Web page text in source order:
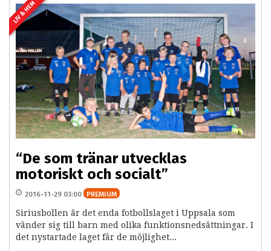
LIV & HEM
“De som tränar utvecklas
motoriskt och socialt”
2016-11-29 03:00 PREMIUM
Siriusbollen är det enda fotbollslaget i Uppsala som
vänder sig till barn med olika funktionsnedsättningar. I
det nystartade laget får de möjlighet...